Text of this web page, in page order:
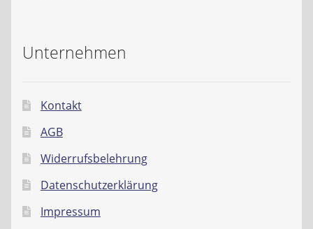
Unternehmen
Kontakt
AGB
Widerrufsbelehrung
Datenschutzerklärung
Impressum